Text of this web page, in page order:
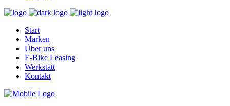
Start
Marken
Über uns
E-Bike Leasing
Werkstatt
Kontakt